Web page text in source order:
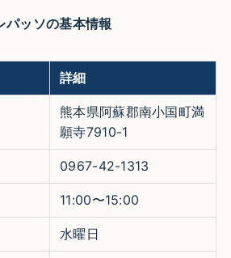
ッソの基本情報
詳細
熊本県阿蘇郡南小国町満
願寺7910-1
0967-42-1313
11:00〜15:00
水曜日